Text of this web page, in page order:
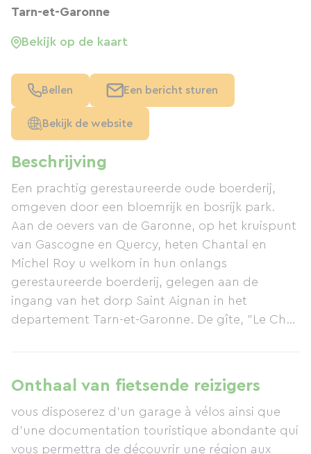
Beschrijving
Een prachtig gerestaureerde oude boerderij,
omgeven door een bloemrijk en bosrijk park.
Aan de oevers van de Garonne, op het kruispunt
van Gascogne en Quercy, heten Chantal en
Michel Roy u welkom in hun onlangs
gerestaureerde boerderij, gelegen aan de
ingang van het dorp Saint Aignan in het
departement Tarn-et-Garonne. De gîte, "Le Chat
goed ingericht en omgeven door een prachtig
bloemrijk en bosrijk park. Het biedt plaats aan 2
tot 8 personen. Het is bijzonder geschikt voor
jonge kinderen (vakantiecheques worden
geaccepteerd). Het is het hele jaar geopend.
Onthaal van fietsende reizigers
vous disposerez d'un garage à vélos ainsi que
d'une documentation touristique abondante qui
vous permettra de découvrir une région aux
Tarn-et-Garonne
Bekijk op de kaart
Bellen Een bericht sturen
Bekijk de website